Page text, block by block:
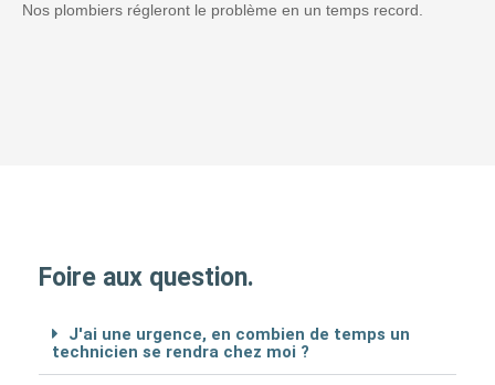
Nos plombiers régleront le problème en un temps record.
Foire aux question.
J'ai une urgence, en combien de temps un
technicien se rendra chez moi ?